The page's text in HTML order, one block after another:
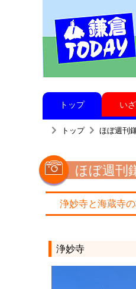
トップ い
トップ ほぼ週刊
ほぼ週刊
浄妙寺と海蔵寺
浄妙寺